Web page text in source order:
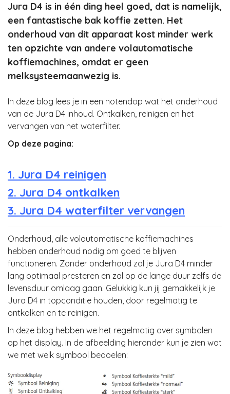
Jura D4 is in één ding heel goed, dat is namelijk,
een fantastische bak koffie zetten. Het
onderhoud van dit apparaat kost minder werk
ten opzichte van andere volautomatische
koffiemachines, omdat er geen
melksysteemaanwezig is.
In deze blog lees je in een notendop wat het onderhoud
van de Jura D4 inhoud. Ontkalken, reinigen en het
vervangen van het waterfilter.
Op deze pagina:
1. Jura D4 reinigen
2. Jura D4 ontkalken
3. Jura D4 waterfilter vervangen
Onderhoud, alle volautomatische koffiemachines
hebben onderhoud nodig om goed te blijven
functioneren. Zonder onderhoud zal je Jura D4 minder
lang optimaal presteren en zal op de lange duur zelfs de
levensduur omlaag gaan. Gelukkig kun jij gemakkelijk je
Jura D4 in topconditie houden, door regelmatig te
ontkalken en te reinigen.
In deze blog hebben we het regelmatig over symbolen
op het display. In de afbeelding hieronder kun je zien wat
we met welk symbool bedoelen: